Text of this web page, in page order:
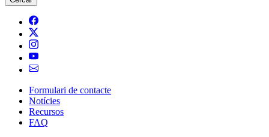
Navegació
principal
Formulari de contacte
Notícies
Recursos
FAQ